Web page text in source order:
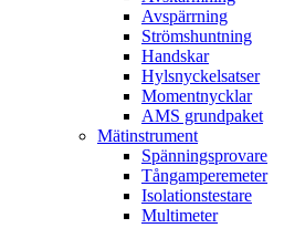
Avspärrning
Strömshuntning
Handskar
Hylsnyckelsatser
Momentnycklar
AMS grundpaket
Mätinstrument
Spänningsprovare
Tångamperemeter
Isolationstestare
Multimeter